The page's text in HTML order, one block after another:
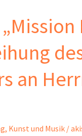
an
, Kunst und Musik/